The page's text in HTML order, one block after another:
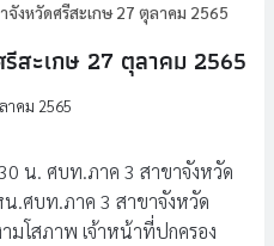
งหวัดศรีสะเกษ 27 ตุลาคม 2565
สะเกษ 27 ตุลาคม 2565
าคม 2565
น. ศบท.ภาค 3 สาขาจังหวัด
น.ศบท.ภาค 3 สาขาจังหวัด
มโสภาพ เจ้าหน้าที่ปกครอง